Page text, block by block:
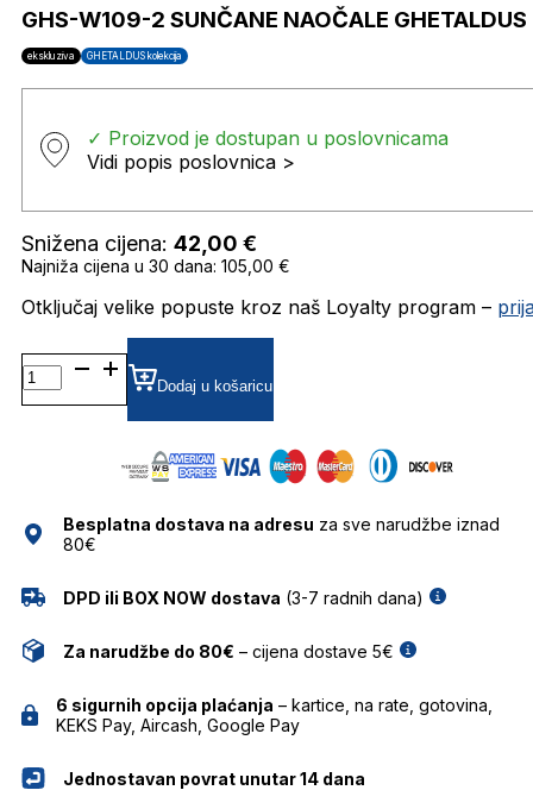
GHS-W109-2 SUNČANE NAOČALE GHETALDUS
ekskluziva GHETALDUS kolekcija
✓ Proizvod je dostupan u poslovnicama
Vidi popis poslovnica >
Snižena cijena: 42,00 €
Najniža cijena u 30 dana: 105,00 €
Otključaj velike popuste kroz naš Loyalty program –
GHS-
W109-
2 SUNČANE
GHETALDUS
Dodaj u košaricu
Besplatna dostava na adresu za sve narudžbe iznad
80€
DPD ili BOX NOW dostava (3-7 radnih dana)
Za narudžbe do 80€ – cijena dostave 5€
6 sigurnih opcija plaćanja – kartice, na rate, gotovina,
KEKS Pay, Aircash, Google Pay
Jednostavan povrat unutar 14 dana